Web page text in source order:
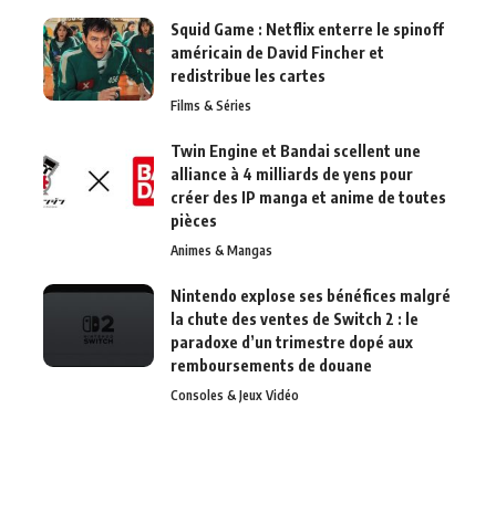
Squid Game : Netflix enterre le spinoff
américain de David Fincher et
redistribue les cartes
Films & Séries
Twin Engine et Bandai scellent une
alliance à 4 milliards de yens pour
créer des IP manga et anime de toutes
pièces
Animes & Mangas
Nintendo explose ses bénéfices malgré
la chute des ventes de Switch 2 : le
paradoxe d’un trimestre dopé aux
remboursements de douane
Consoles & Jeux Vidéo